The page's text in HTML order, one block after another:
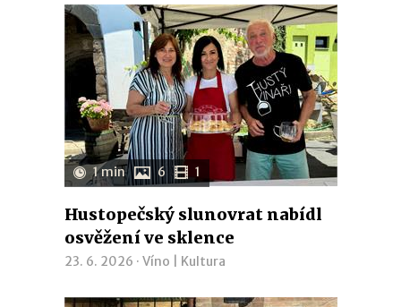
1 min 6 1
Hustopečský slunovrat nabídl
osvěžení ve sklence
23. 6. 2026 · Víno Kultura